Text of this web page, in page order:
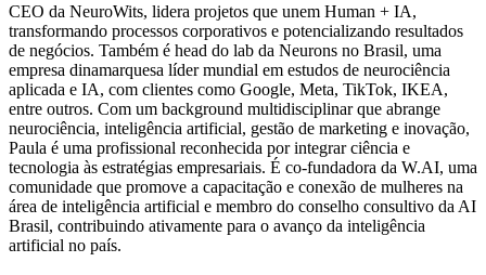
CEO da NeuroWits, lidera projetos que unem Human + IA,
transformando processos corporativos e potencializando resultados
de negócios. Também é head do lab da Neurons no Brasil, uma
empresa dinamarquesa líder mundial em estudos de neurociência
aplicada e IA, com clientes como Google, Meta, TikTok, IKEA,
entre outros. Com um background multidisciplinar que abrange
neurociência, inteligência artificial, gestão de marketing e inovação,
Paula é uma profissional reconhecida por integrar ciência e
tecnologia às estratégias empresariais. É co-fundadora da W.AI, uma
comunidade que promove a capacitação e conexão de mulheres na
área de inteligência artificial e membro do conselho consultivo da AI
Brasil, contribuindo ativamente para o avanço da inteligência
artificial no país.